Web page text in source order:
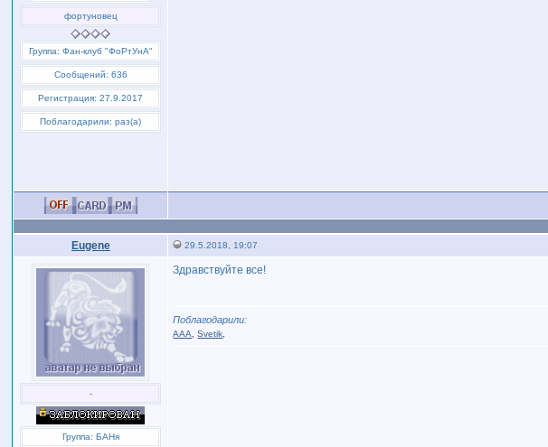
фортуновец
Группа: Фан-клуб "ФоРтУнА"
Сообщений: 636
Регистрация: 27.9.2017
Поблагодарили: раз(а)
Eugene 29.5.2018, 19:07
-
Группа: БАНя
Здравствуйте все!
Поблагодарили:
AAA ,Svetik